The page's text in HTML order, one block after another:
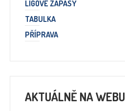
LIGOVÉ ZÁPASY
TABULKA
PŘÍPRAVA
AKTUÁLNĚ NA WEBU